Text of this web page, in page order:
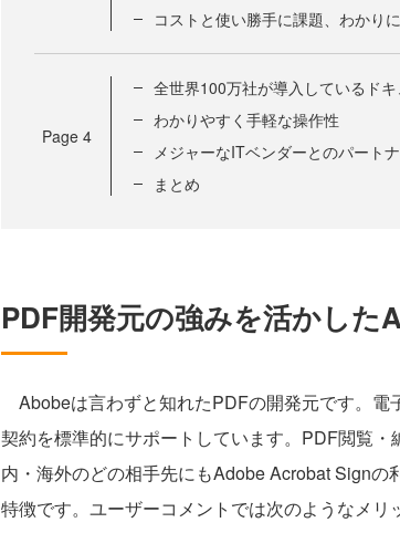
コストと使い勝手に課題、わかり
Page 4
全世界100万社が導入しているド
わかりやすく手軽な操作性
メジャーなITベンダーとのパート
まとめ
PDF開発元の強みを活かし
Abobeは言わずと知れたPDFの開発元です。電
契約を標準的にサポートしています。PDF閲覧
内・海外のどの相手先にもAdobe Acrobat Sign
特徴です。ユーザーコメントでは次のようなメリ